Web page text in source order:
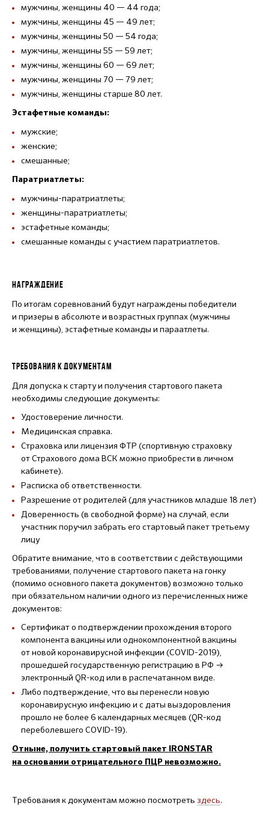
мужчины, женщины 40 — 44 года;
мужчины, женщины 45 — 49 лет;
мужчины, женщины 50 — 54 года;
мужчины, женщины 55 — 59 лет;
мужчины, женщины 60 — 69 лет;
мужчины, женщины 70 — 79 лет;
мужчины, женщины старше 80 лет.
Эстафетные команды:
мужские;
женские;
смешанные;
Паратриатлеты:
мужчины-паратриатлеты;
женщины-паратриатлеты;
эстафетные команды;
смешанные команды с участием паратриатлетов.
НАГРАЖДЕНИЕ
По итогам соревнований будут награждены победители
и призеры в абсолюте и возрастных группах (мужчины
и женщины), эстафетные команды и параатлеты.
ТРЕБОВАНИЯ К ДОКУМЕНТАМ
Для допуска к старту и получения стартового пакета
необходимы следующие документы:
Удостоверение личности.
Медицинская справка.
Страховка или лицензия ФТР (спортивную страховку
от Страхового дома ВСК можно приобрести в личном
кабинете).
Расписка об ответственности.
Разрешение от родителей (для участников младше 18 лет)
Доверенность (в свободной форме) на случай, если
участник поручил забрать его стартовый пакет третьему
лицу
Обратите внимание, что в соответствии с действующими
требованиями, получение стартового пакета на гонку
(помимо основного пакета документов) возможно только
при обязательном наличии одного из перечисленных ниже
документов:
Cертификат о подтверждении прохождения второго
компонента вакцины или однокомпонентной вакцины
от новой коронавирусной инфекции (COVID-2019),
прошедшей государственную регистрацию в РФ →
электронный QR-код или в распечатанном виде.
Либо подтверждение, что вы перенесли новую
коронавирусную инфекцию и с даты выздоровления
прошло не более 6 календарных месяцев (QR-код
переболевшего COVID-19).
Отныне, получить стартовый пакет IRONSTAR
на основании отрицательного ПЦР невозможно.
Требования к документам можно посмотреть здесь.